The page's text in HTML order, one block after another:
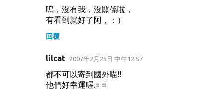
嗚，沒有我，沒關係啦，
有看到就好了阿，：）
回覆
lilcat 2007年2月25日 中午12:57
都不可以寄到國外喵!!
他們好幸運喔.= =